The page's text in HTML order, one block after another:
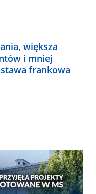
większa
i mniej
frankowa